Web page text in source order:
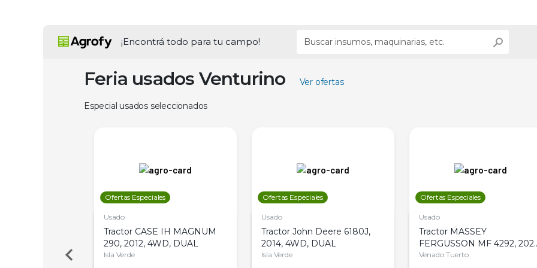
¡Encontrá todo para tu campo!
Feria usados Venturino Ver ofertas
Especial usados seleccionados
Ofertas Especiales
Usado
Tractor CASE IH MAGNUM
290, 2012, 4WD, DUAL
Isla Verde
Ofertas Especiales
Usado
Tractor John Deere 6180J,
2014, 4WD, DUAL
Isla Verde
Ofertas Especiales
Usado
Tractor MASSEY
FERGUSSON MF 4292,
4WD, PATON
Venado Tuerto